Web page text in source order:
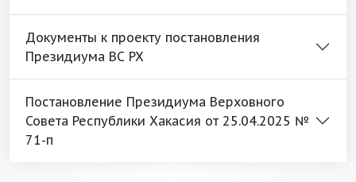
Документы к проекту постановления
Президиума ВС РХ
Постановление Президиума Верховного
Совета Республики Хакасия от 25.04.2025 №
71-п